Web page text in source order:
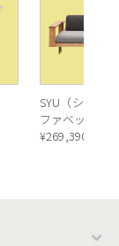
SYU（シュウ
ファベッド（
ュラル）
¥269,390